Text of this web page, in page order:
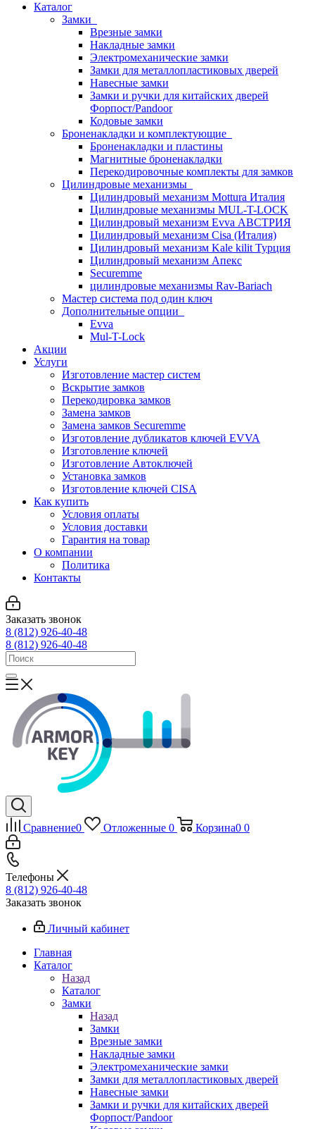
Каталог
Замки
Врезные замки
Накладные замки
Электромеханические замки
Замки для металлопластиковых дверей
Навесные замки
Замки и ручки для китайских дверей
Форпост/Раndoor
Кодовые замки
Броненакладки и комплектующие
Броненакладки и пластины
Магнитные броненакладки
Перекодировочные комплекты для замков
Цилиндровые механизмы
Цилиндровый механизм Mottura Италия
Цилиндровые механизмы MUL-T-LOCK
Цилиндровый механизм Evva АВСТРИЯ
Цилиндровый механизм Cisa (Италия)
Цилиндровый механизм Kale kilit Турция
Цилиндровый механизм Апекс
Securemme
цилиндровые механизмы Rav-Bariach
Мастер система под один ключ
Дополнительные опции
Evva
Mul-T-Lock
Акции
Услуги
Изготовление мастер систем
Вскрытие замков
Перекодировка замков
Замена замков
Замена замков Securemme
Изготовление дубликатов ключей EVVA
Изготовление ключей
Изготовление Автоключей
Установка замков
Изготовление ключей CISA
Как купить
Условия оплаты
Условия доставки
Гарантия на товар
О компании
Политика
Контакты
Заказать звонок
8 (812) 926-40-48
8 (812) 926-40-48
Сравнение0 Отложенные 0 Корзина0 0
Телефоны
8 (812) 926-40-48
Заказать звонок
Личный кабинет
Главная
Каталог
Назад
Каталог
Замки
Назад
Замки
Врезные замки
Накладные замки
Электромеханические замки
Замки для металлопластиковых дверей
Навесные замки
Замки и ручки для китайских дверей
Форпост/Раndoor